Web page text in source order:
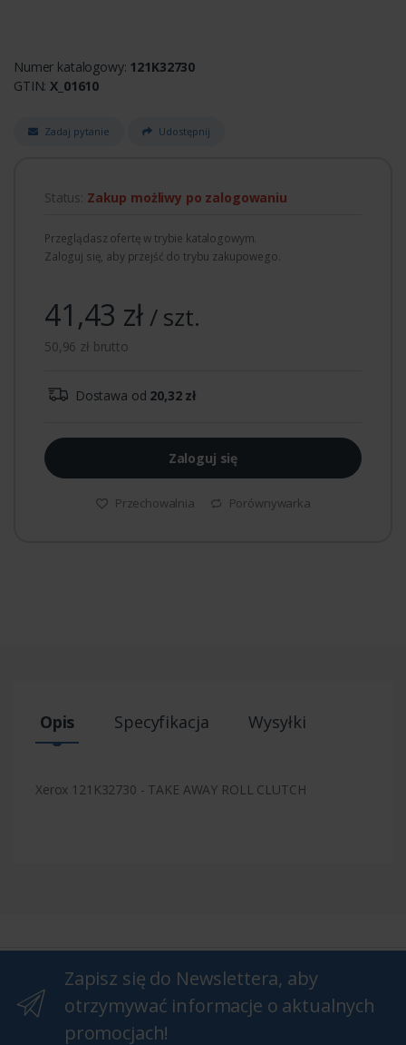
Numer katalogowy: 121K32730
GTIN:X_01610
Zadaj pytanie Udostępnij
Status: Zakup możliwy po zalogowaniu
Przeglądasz ofertę w trybie katalogowym.
Zaloguj się, aby przejść do trybu zakupowego.
41,43 zł/ szt.
50,96 zł brutto
Dostawa od 20,32 zł
Zaloguj się
Przechowalnia Porównywarka
Opis Specyfikacja Wysyłki
Xerox 121K32730 - TAKE AWAY ROLL CLUTCH
Zapisz się do Newslettera, aby
otrzymywać informacje o aktualnych
promocjach!